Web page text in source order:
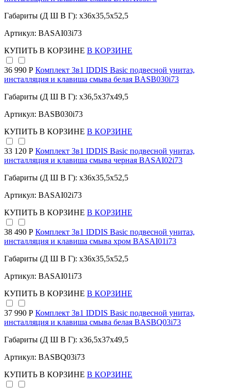
Габариты (Д Ш В Г): x36x35,5x52,5
Артикул: BASAI03i73
КУПИТЬ В КОРЗИНЕ В КОРЗИНЕ
36 990 Р Комплект 3в1 IDDIS Basic подвесной унитаз,
инсталляция и клавиша смыва белая BASB030i73
Габариты (Д Ш В Г): x36,5x37x49,5
Артикул: BASB030i73
КУПИТЬ В КОРЗИНЕ В КОРЗИНЕ
33 120 Р Комплект 3в1 IDDIS Basic подвесной унитаз,
инсталляция и клавиша смыва черная BASAI02i73
Габариты (Д Ш В Г): x36x35,5x52,5
Артикул: BASAI02i73
КУПИТЬ В КОРЗИНЕ В КОРЗИНЕ
38 490 Р Комплект 3в1 IDDIS Basic подвесной унитаз,
инсталляция и клавиша смыва хром BASAI01i73
Габариты (Д Ш В Г): x36x35,5x52,5
Артикул: BASAI01i73
КУПИТЬ В КОРЗИНЕ В КОРЗИНЕ
37 990 Р Комплект 3в1 IDDIS Basic подвесной унитаз,
инсталляция и клавиша смыва белая BASBQ03i73
Габариты (Д Ш В Г): x36,5x37x49,5
Артикул: BASBQ03i73
КУПИТЬ В КОРЗИНЕ В КОРЗИНЕ